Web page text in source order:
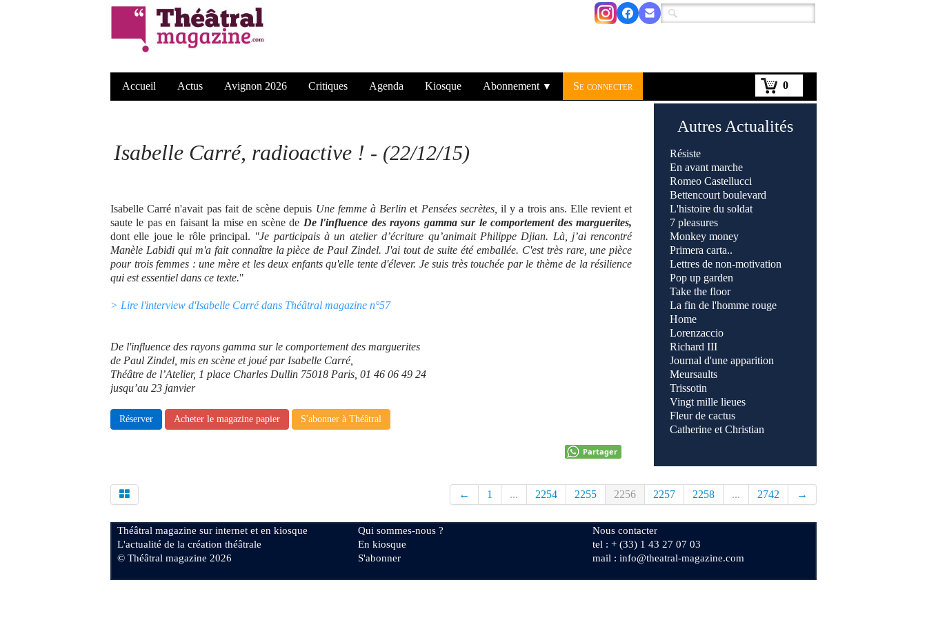
0
Accueil Actus Avignon 2026 Critiques Agenda Kiosque Abonnement ▼ Se connecter
Isabelle Carré, radioactive ! - (22/12/15)
Isabelle Carré n'avait pas fait de scène depuis Une femme à Berlinet Pensées secrètes, il y a trois ans. Elle revient et
saute le pas en faisant la mise en scène de De l'influence des rayons gamma sur le comportement des marguerites,
dont elle joue le rôle principal. "Je participais à un atelier d’écriture qu’animait Philippe Djian. Là, j’ai rencontré
Manèle Labidi qui m'a fait connaître la pièce de Paul Zindel. J'ai tout de suite été emballée. C'est très rare, une pièce
pour trois femmes : une mère et les deux enfants qu'elle tente d'élever. Je suis très touchée par le thème de la résilience
qui est essentiel dans ce texte."
> Lire l'interview d'Isabelle Carré dans Théâtral magazine n°57
De l'influence des rayons gamma sur le comportement des marguerites
de Paul Zindel, mis en scène et joué par Isabelle Carré,
Théâtre de l’Atelier, 1 place Charles Dullin 75018 Paris, 01 46 06 49 24
jusqu’au 23 janvier
Réserver Acheter le magazine papier S'abonner à Théâtral
Partager
Autres Actualités
Résiste
En avant marche
Romeo Castellucci
Bettencourt boulevard
L'histoire du soldat
7 pleasures
Monkey money
Primera carta..
Lettres de non-motivation
Pop up garden
Take the floor
La fin de l'homme rouge
Home
Lorenzaccio
Richard III
Journal d'une apparition
Meursaults
Trissotin
Vingt mille lieues
Fleur de cactus
Catherine et Christian
← 1 ... 2254 2255 2256 2257 2258 ... 2742 →
Théâtral magazine sur internet et en kiosque
L'actualité de la création théâtrale
© Théâtral magazine 2026
Qui sommes-nous ?
En kiosque
S'abonner
Nous contacter
tel : + (33) 1 43 27 07 03
mail : info@theatral-magazine.com